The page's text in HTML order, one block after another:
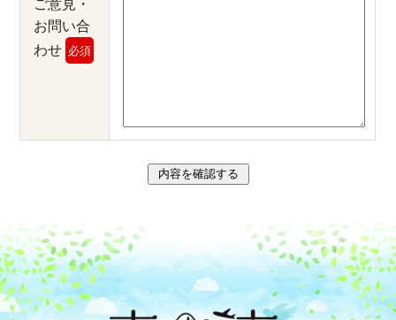
ご意見・
お問い合
わせ 必須